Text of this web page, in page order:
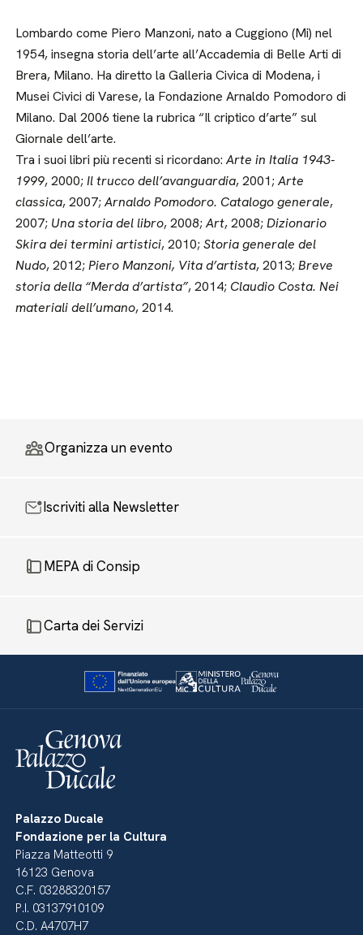
Lombardo come Piero Manzoni, nato a Cuggiono (Mi) nel
1954, insegna storia dell’arte all’Accademia di Belle Arti di
Brera, Milano. Ha diretto la Galleria Civica di Modena, i
Musei Civici di Varese, la Fondazione Arnaldo Pomodoro di
Milano. Dal 2006 tiene la rubrica “Il criptico d’arte” sul
Giornale dell’arte.
Tra i suoi libri più recenti si ricordano:Arte in Italia 1943-
1999, 2000;Il trucco dell’avanguardia, 2001;Arte
classica, 2007;Arnaldo Pomodoro. Catalogo generale,
2007; Una storia del libro, 2008;Art, 2008;Dizionario
Skira dei termini artistici, 2010;Storia generale del
Nudo, 2012;Piero Manzoni, Vita d’artista, 2013;Breve
storia della “Merda d’artista”, 2014; Claudio Costa. Nei
materiali dell’umano, 2014.
Organizza un evento
Iscriviti alla Newsletter
MEPA di Consip
Carta dei Servizi
Palazzo Ducale
Fondazione per la Cultura
Piazza Matteotti 9
16123 Genova
C.F. 03288320157
P.I. 03137910109
C.D. A4707H7